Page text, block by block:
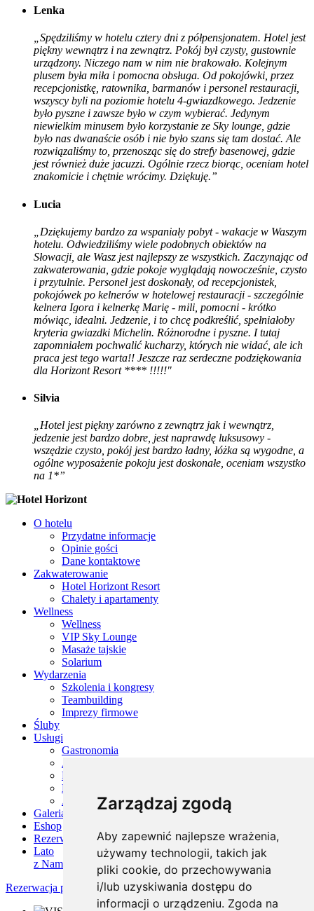
Zarządzaj zgodą
Aby zapewnić najlepsze wrażenia,
używamy technologii, takich jak
pliki cookie, do przechowywania
i/lub uzyskiwania dostępu do
informacji o urządzeniu. Zgoda na
Lenka
„Spędziliśmy w hotelu cztery dni z półpensjonatem. Hotel jest
piękny wewnątrz i na zewnątrz. Pokój był czysty, gustownie
urządzony. Niczego nam w nim nie brakowało. Kolejnym
plusem była miła i pomocna obsługa. Od pokojówki, przez
recepcjonistkę, ratownika, barmanów i personel restauracji,
wszyscy byli na poziomie hotelu 4-gwiazdkowego. Jedzenie
było pyszne i zawsze było w czym wybierać. Jedynym
niewielkim minusem było korzystanie ze Sky lounge, gdzie
było nas dwanaście osób i nie było szans się tam dostać. Ale
rozwiązaliśmy to, przenosząc się do strefy basenowej, gdzie
jest również duże jacuzzi. Ogólnie rzecz biorąc, oceniam hotel
znakomicie i chętnie wrócimy. Dziękuję.”
Lucia
„Dziękujemy bardzo za wspaniały pobyt - wakacje w Waszym
hotelu. Odwiedziliśmy wiele podobnych obiektów na
Słowacji, ale Wasz jest najlepszy ze wszystkich. Zaczynając od
zakwaterowania, gdzie pokoje wyglądają nowocześnie, czysto
i przytulnie. Personel jest doskonały, od recepcjonistek,
pokojówek po kelnerów w hotelowej restauracji - szczególnie
kelnera Igora i kelnerkę Marię - mili, pomocni - krótko
mówiąc, idealni. Jedzenie, i to chcę podkreślić, spełniałoby
kryteria gwiazdki Michelin. Różnorodne i pyszne. I tutaj
zapomniałem pochwalić kucharzy, których nie widać, ale ich
praca jest tego warta!! Jeszcze raz serdeczne podziękowania
dla Horizont Resort **** !!!!!"
Silvia
„Hotel jest piękny zarówno z zewnątrz jak i wewnątrz,
jedzenie jest bardzo dobre, jest naprawdę luksusowy -
wszędzie czysto, pokój jest bardzo ładny, łóżka są wygodne, a
ogólne wyposażenie pokoju jest doskonałe, oceniam wszystko
na 1*”
O hotelu
Przydatne informacje
Opinie gości
Dane kontaktowe
Zakwaterowanie
Hotel Horizont Resort
Chalety i apartamenty
Wellness
Wellness
VIP Sky Lounge
Masaże tajskie
Solarium
Wydarzenia
Szkolenia i kongresy
Teambuilding
Imprezy firmowe
Śluby
Usługi
Gastronomia
Atrakcje dla dzieci
Boisko wielofunkcyjne
Kolarstwo i usługi sportowe
Atrakcje w okolicy
Galeria
Eshop
Rezerwacja
Lato
z Nami
Rezerwacja pobytu